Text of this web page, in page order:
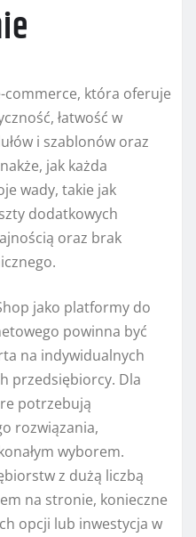
która oferuje
łatwość w
i szablonów oraz
jak każda
wady, takie jak
dodatkowych
oraz brak
jako platformy do
powinna być
na indywidualnych
przedsiębiorcy. Dla
potrzebują
rozwiązania,
wyborem.
z dużą liczbą
na stronie, konieczne
opcji lub inwestycja w